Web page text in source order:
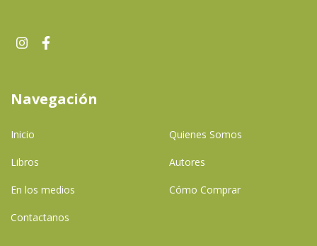
Navegación
Inicio Quienes Somos
Libros Autores
En los medios Cómo Comprar
Contactanos